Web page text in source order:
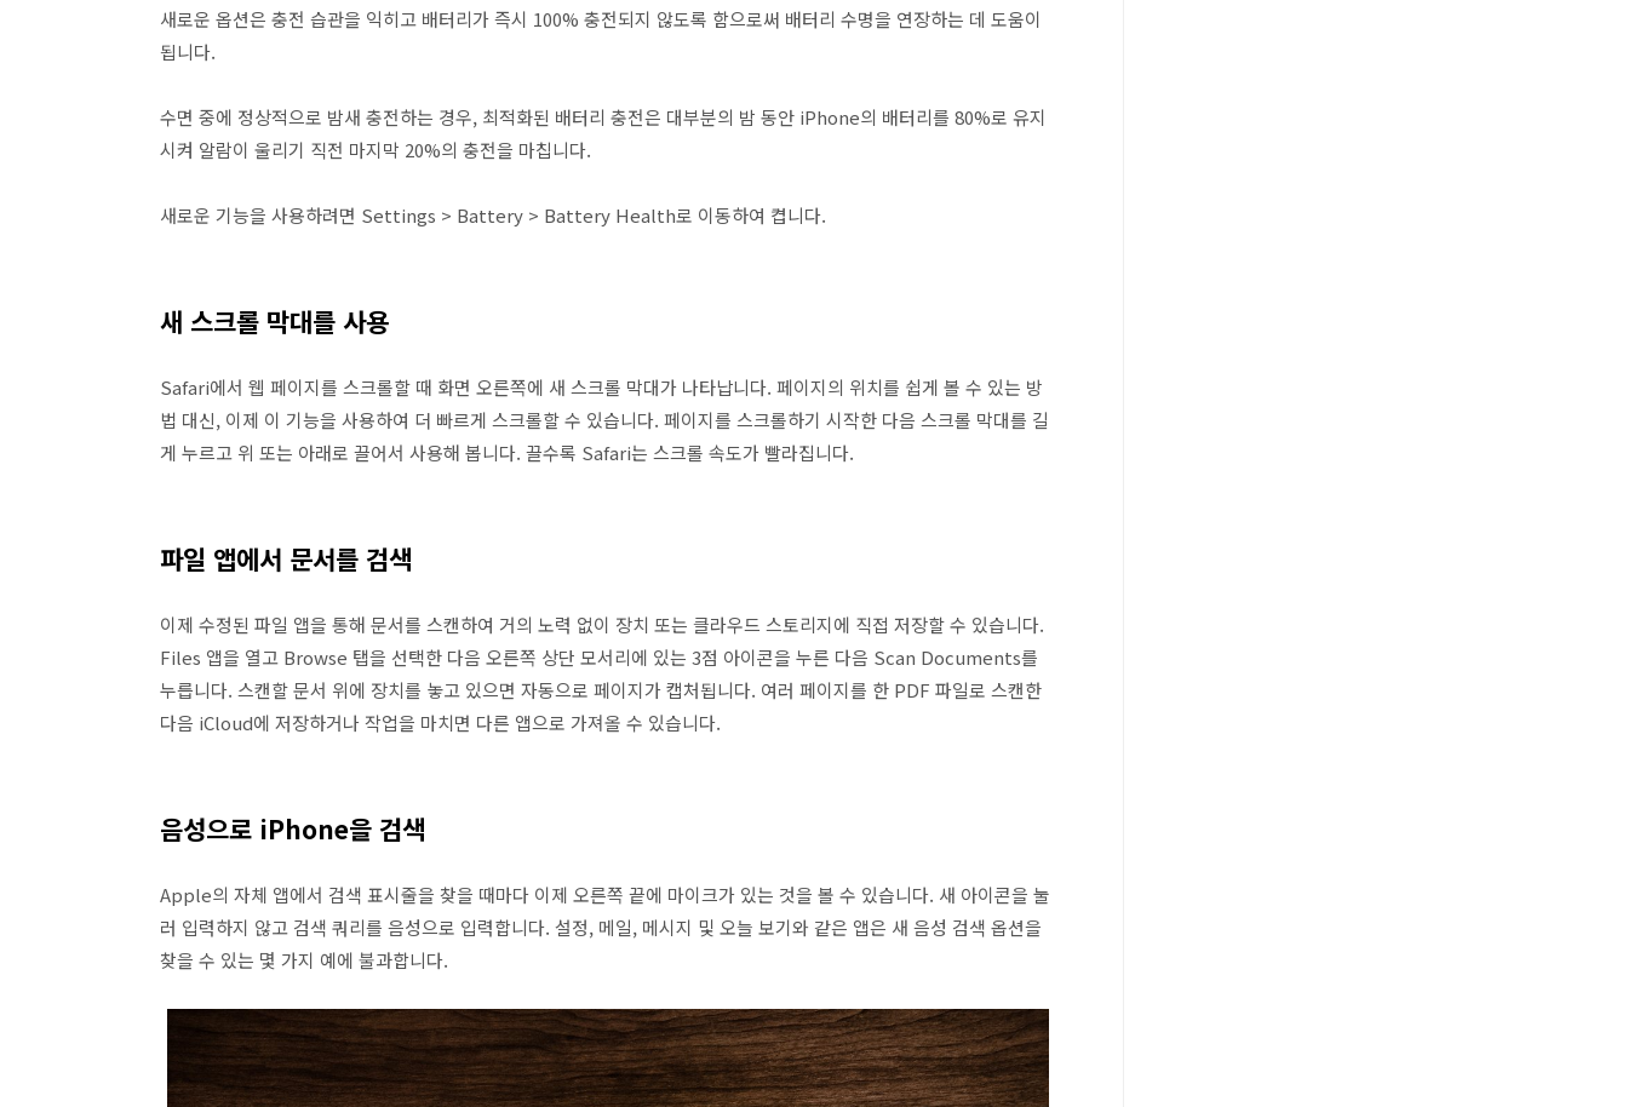
새로운 옵션은 충전 습관을 익히고 배터리가 즉시 100% 충전되지 않도록 함으로써 배터리 수명을 연장하는 데 도움이
됩니다.
수면 중에 정상적으로 밤새 충전하는 경우, 최적화된 배터리 충전은 대부분의 밤 동안 iPhone의 배터리를 80%로 유지
시켜 알람이 울리기 직전 마지막 20%의 충전을 마칩니다.
새로운 기능을 사용하려면 Settings > Battery > Battery Health로 이동하여 켭니다.
새 스크롤 막대를 사용
Safari에서 웹 페이지를 스크롤할 때 화면 오른쪽에 새 스크롤 막대가 나타납니다. 페이지의 위치를 쉽게 볼 수 있는 방
법 대신, 이제 이 기능을 사용하여 더 빠르게 스크롤할 수 있습니다. 페이지를 스크롤하기 시작한 다음 스크롤 막대를 길
게 누르고 위 또는 아래로 끌어서 사용해 봅니다. 끌수록 Safari는 스크롤 속도가 빨라집니다.
파일 앱에서 문서를 검색
이제 수정된 파일 앱을 통해 문서를 스캔하여 거의 노력 없이 장치 또는 클라우드 스토리지에 직접 저장할 수 있습니다.
Files 앱을 열고 Browse 탭을 선택한 다음 오른쪽 상단 모서리에 있는 3점 아이콘을 누른 다음 Scan Documents를
누릅니다. 스캔할 문서 위에 장치를 놓고 있으면 자동으로 페이지가 캡처됩니다. 여러 페이지를 한 PDF 파일로 스캔한
다음 iCloud에 저장하거나 작업을 마치면 다른 앱으로 가져올 수 있습니다.
음성으로 iPhone을 검색
Apple의 자체 앱에서 검색 표시줄을 찾을 때마다 이제 오른쪽 끝에 마이크가 있는 것을 볼 수 있습니다. 새 아이콘을 눌
러 입력하지 않고 검색 쿼리를 음성으로 입력합니다. 설정, 메일, 메시지 및 오늘 보기와 같은 앱은 새 음성 검색 옵션을
찾을 수 있는 몇 가지 예에 불과합니다.